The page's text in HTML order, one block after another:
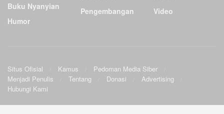
Buku Nyanyian
Humor
Pengembangan
Video
Situs Ofisial Kamus
Pedoman Media Siber
Menjadi Penulis
Tentang Donasi
Advertising
Hubungi Kami
Ensiklopedia Budaya Batak.©2009Sunardo Panjaitan& G. Sahat. All